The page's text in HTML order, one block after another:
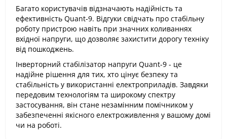
Багато користувачів відзначають надійність та
ефективність Quant-9. Відгуки свідчать про стабільну
роботу пристрою навіть при значних коливаннях
вхідної напруги, що дозволяє захистити дорогу техніку
від пошкоджень.
Інверторний стабілізатор напруги Quant-9 - це
надійне рішення для тих, хто цінує безпеку та
стабільність у використанні електроприладів. Завдяки
передовим технологіям та широкому спектру
застосування, він стане незамінним помічником у
забезпеченні якісного електроживлення у вашому домі
чи на роботі.